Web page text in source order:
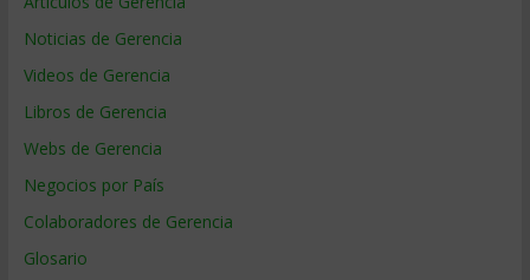
Noticias de Gerencia
Videos de Gerencia
Libros de Gerencia
Webs de Gerencia
Negocios por País
Colaboradores de Gerencia
Glosario